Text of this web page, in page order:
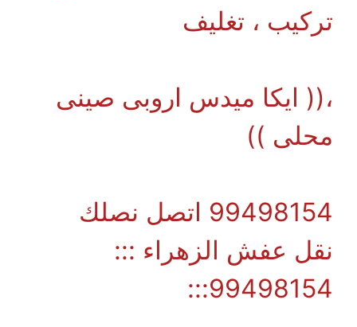
تركيب ، تغليف
،(( ايكا ميدس اروبى صينى
محلى ))
99498154 اتصل نصلك
نقل عفش الزهراء :::
99498154:::